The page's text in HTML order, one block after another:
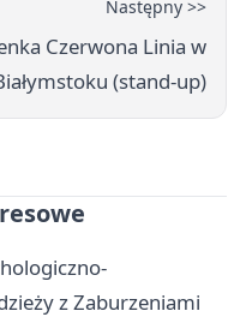
Następny >>
Czerwona Linia w
(stand-up)
z Zaburzeniami